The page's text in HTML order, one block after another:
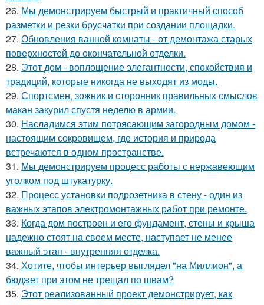
26. Мы демонстрируем быстрый и практичный способ
разметки и резки брусчатки при создании площадки.
27. Обновления ванной комнаты - от демонтажа старых
поверхностей до окончательной отделки.
28. Этот дом - воплощение элегантности, спокойствия и
традиций, которые никогда не выходят из моды.
29. Спортсмен, зожник и сторонник правильных смыслов
макан закурил спустя неделю в армии.
30. Насладимся этим потрясающим загородным домом -
настоящим сокровищем, где история и природа
встречаются в одном пространстве.
31. Мы демонстрируем процесс работы с нержавеющим
уголком под штукатурку.
32. Процесс установки подрозетника в стену - один из
важных этапов электромонтажных работ при ремонте.
33. Когда дом построен и его фундамент, стены и крыша
надежно стоят на своем месте, наступает не менее
важный этап - внутренняя отделка.
34. Хотите, чтобы интерьер выглядел "на Миллион", а
бюджет при этом не трещал по швам?
35. Этот реализованный проект демонстрирует, как